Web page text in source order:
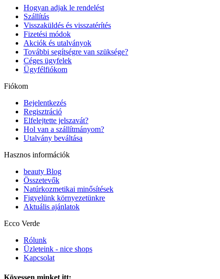
Hogyan adjak le rendelést
Szállítás
Visszaküldés és visszatérítés
Fizetési módok
Akciók és utalványok
További segítségre van szüksége?
Céges ügyfelek
Ügyfélfiókom
Fiókom
Bejelentkezés
Regisztráció
Elfelejtette jelszavát?
Hol van a szállítmányom?
Utalvány beváltása
Hasznos információk
beauty Blog
Összetevők
Natúrkozmetikai minősítések
Figyelünk környezetünkre
Aktuális ajánlatok
Ecco Verde
Rólunk
Üzleteink - nice shops
Kapcsolat
Kövessen minket itt: